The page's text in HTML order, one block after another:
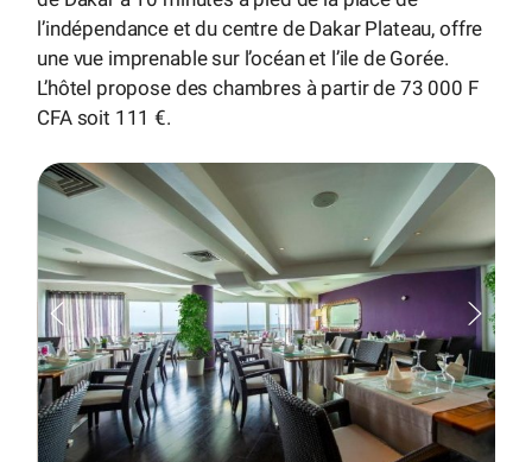
l’indépendance et du centre de Dakar Plateau, offre
une vue imprenable sur l’océan et l’ile de Gorée.
L’hôtel propose des chambres à partir de 73 000 F
CFA soit 111 €.